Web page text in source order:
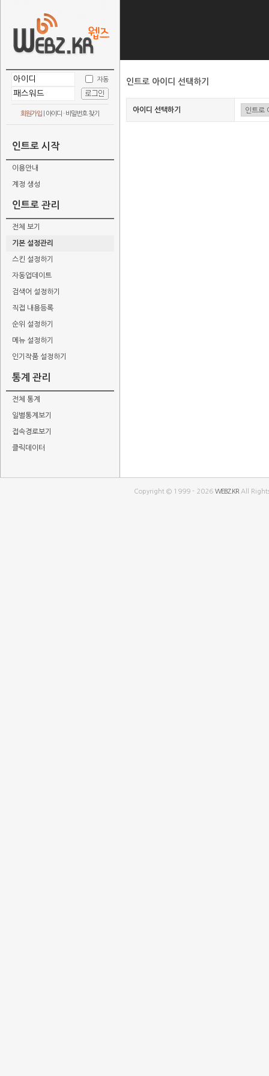
자동
회원가입 아이디 · 비밀번호 찾기
인트로 시작
이용안내
계정 생성
인트로 관리
전체 보기
기본 설정관리
스킨 설정하기
자동업데이트
검색어 설정하기
직접 내용등록
순위 설정하기
메뉴 설정하기
인기작품 설정하기
통계 관리
전체 통계
일별통계보기
접속경로보기
클릭데이터
인트로 아이디 선택하기
아이디 선택하기
Copyright © 1999 - 2026WEBZ.KR All